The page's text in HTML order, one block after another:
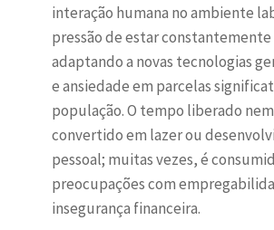
interação humana no ambiente
pressão de estar constantemente
adaptando a novas tecnologias
e ansiedade em parcelas
população. O tempo liberado
convertido em lazer ou
pessoal; muitas vezes, é
preocupações com
insegurança financeira.